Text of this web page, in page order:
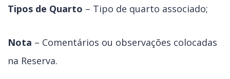
Tipos de Quarto – Tipo de quarto associado;
Nota – Comentários ou observações colocadas
na Reserva.